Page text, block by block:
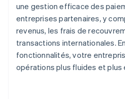
une gestion efficace des
entreprises partenaires, y
revenus, les frais de
transactions internationales.
fonctionnalités, votre
opérations plus fluides et plus